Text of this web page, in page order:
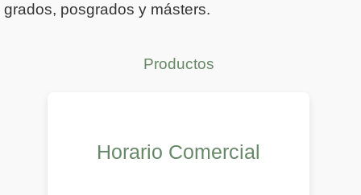
grados, posgrados y másters.
Productos
Horario Comercial